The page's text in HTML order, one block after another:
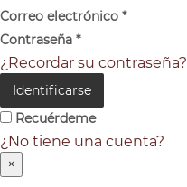
Correo electrónico *
Contraseña *
¿Recordar su contraseña?
Identificarse
Recuérdeme
¿No tiene una cuenta?
×